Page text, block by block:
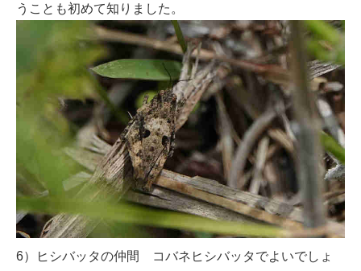
うことも初めて知りました。
6）ヒシバッタの仲間 コバネヒシバッタでよいでしょ